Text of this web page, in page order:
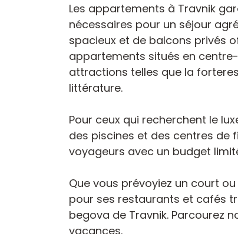
Les appartements à Travnik
nécessaires pour un séjour
spacieux et de balcons privés
appartements situés en
attractions telles que la
littérature.
Pour ceux qui recherchent le
des piscines et des centres de
voyageurs avec un budget
Que vous prévoyiez un court
pour ses restaurants et cafés
begova de Travnik. Parcourez
vacances.